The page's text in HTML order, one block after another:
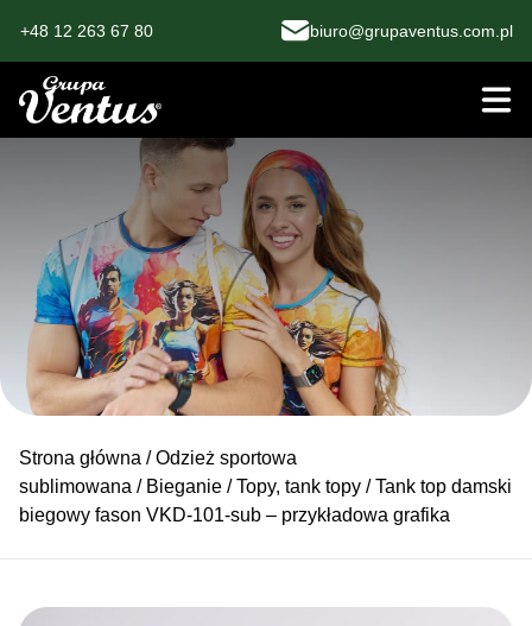
+48 12 263 67 80 biuro@grupaventus.com.pl
Strona główna /Odzież sportowa
sublimowana / Bieganie /Topy, tank topy / Tank top damski
biegowy fason VKD-101-sub – przykładowa grafika